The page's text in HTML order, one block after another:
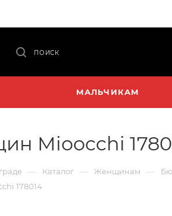
ПОИСК
МАЛЬЧИКАМ
Mioocchi
— Каталог — Женщинам —
178014